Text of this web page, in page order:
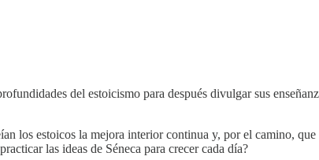
del estoicismo para después divulgar sus
los estoicos la mejora interior continua y, por el camino,
las ideas de Séneca para crecer cada día?